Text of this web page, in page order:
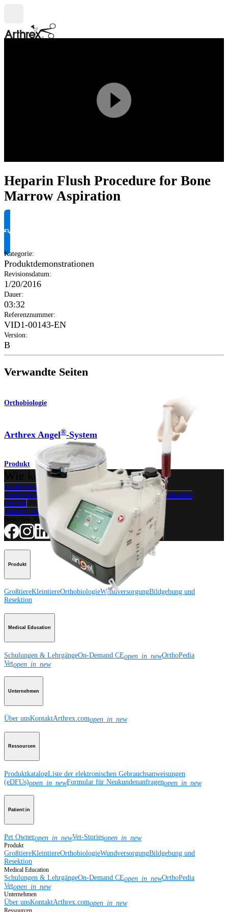
Play
Video
Heparin Flush Procedure for Bone
Marrow Aspiration
Produktinformationen anfragen
Kategorie:
Produktdemonstrationen
Revisionsdatum:
1/20/2016
Dauer:
03:32
Referenznummer:
VID1-00143-EN
Version:
B
Verwandte Seiten
Orthobiologie
Arthrex Angel®-System
Produkt
Wie können wir Ihnen helfen?
Medizinproduktberater kontaktieren
Veranstaltungen, Lab-Vorführungen und Schulungsmöglichkeiten
ansehen
Unseren Newsletter abonnieren
Besuchen Sie uns
Produkt
GroßtiereKleintiereOrthobiologieWundversorgungBildgebung und
Resektion
Medical Education
Schulungen & LehrgängeOn-Demand CEopen_in_newOrthoPedia
Vetopen_in_new
Unternehmen
Über unsKontaktArthrex.comopen_in_new
Ressourcen
ProduktkatalogListe der elektronischen Gebrauchsanweisungen
(eDFUs)open_in_newFormular für Neukundenanfragenopen_in_new
Patient:in
Pet Owneropen_in_newVet-Storiesopen_in_new
Produkt
GroßtiereKleintiereOrthobiologieWundversorgungBildgebung und
Resektion
Medical Education
Schulungen & LehrgängeOn-Demand CEopen_in_newOrthoPedia
Vetopen_in_new
Unternehmen
Über unsKontaktArthrex.comopen_in_new